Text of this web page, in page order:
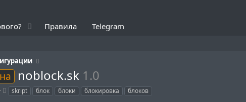
Правила Telegram
noblock.sk 1.0
Т skript блок блоки блокировка блоков